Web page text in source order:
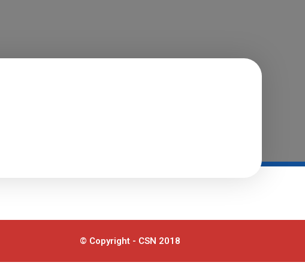
© Copyright - CSN 2018